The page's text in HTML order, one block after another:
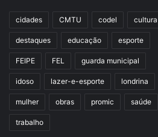
cidades CMTU codel cultura
destaques educação esporte
FEIPE FEL guarda municipal
idoso lazer-e-esporte londrina
mulher obras promic saúde
trabalho